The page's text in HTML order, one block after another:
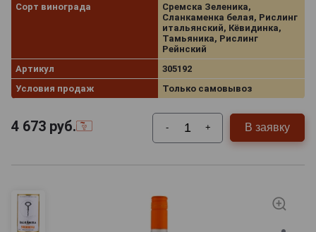
Сорт винограда
Сремска Зеленика,
Сланкаменка белая, Рислинг
итальянский, Кёвидинка,
Тамьяника, Рислинг
Рейнский
Артикул
305192
Условия продаж
Только самовывоз
4 673 руб. - + В заявку